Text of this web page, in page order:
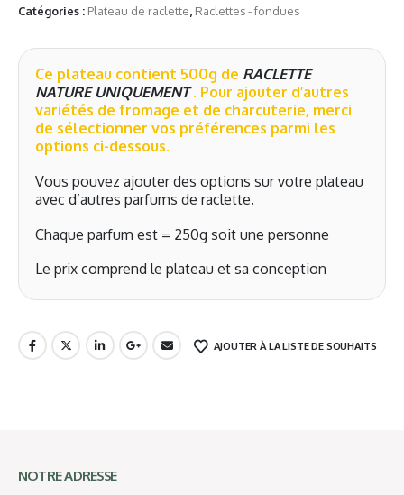
Catégories : Plateau de raclette Raclettes - fondues
Ce plateau contient 500g de RACLETTE
NATURE UNIQUEMENT. Pour ajouter d’autres
variétés de fromage et de charcuterie, merci
de sélectionner vos préférences parmi les
options ci-dessous.
Vous pouvez ajouter des options sur votre plateau
avec d’autres parfums de raclette.
Chaque parfum est = 250g soit une personne
Le prix comprend le plateau et sa conception
AJOUTER À LA LISTE DE SOUHAITS
NOTRE ADRESSE